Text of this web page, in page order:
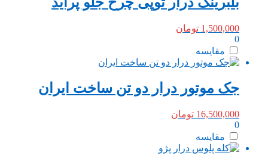
1,500,000 تومان
0
مقایسه
جک موتور درار دو تن ساخت ایران
16,500,000 تومان
0
مقایسه